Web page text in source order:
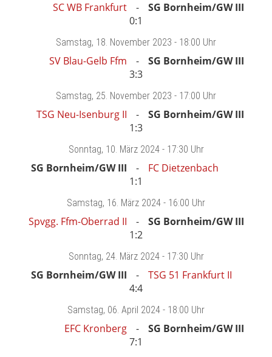
SC WB Frankfurt
SG Bornheim/GW III
0:1
Samstag, 18. November 2023 - 18:00 Uhr
SV Blau-Gelb Ffm
SG Bornheim/GW III
3:3
Samstag, 25. November 2023 - 17:00 Uhr
TSG Neu-Isenburg II
SG Bornheim/GW III
1:3
Sonntag, 10. März 2024 - 17:30 Uhr
SG Bornheim/GW III
FC Dietzenbach
1:1
Samstag, 16. März 2024 - 16:00 Uhr
Spvgg. Ffm-Oberrad II
SG Bornheim/GW III
1:2
Sonntag, 24. März 2024 - 17:30 Uhr
SG Bornheim/GW III
TSG 51 Frankfurt II
4:4
Samstag, 06. April 2024 - 18:00 Uhr
EFC Kronberg
SG Bornheim/GW III
7:1